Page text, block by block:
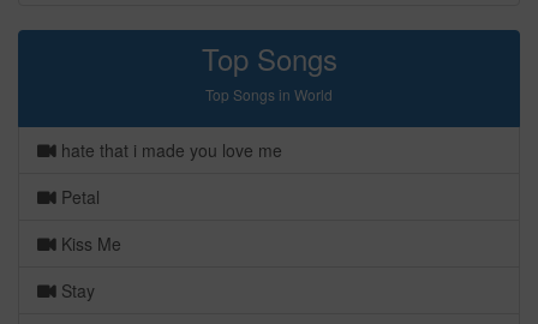
Top Songs
Top Songs in World
hate that i made you love me
Petal
Kiss Me
Stay